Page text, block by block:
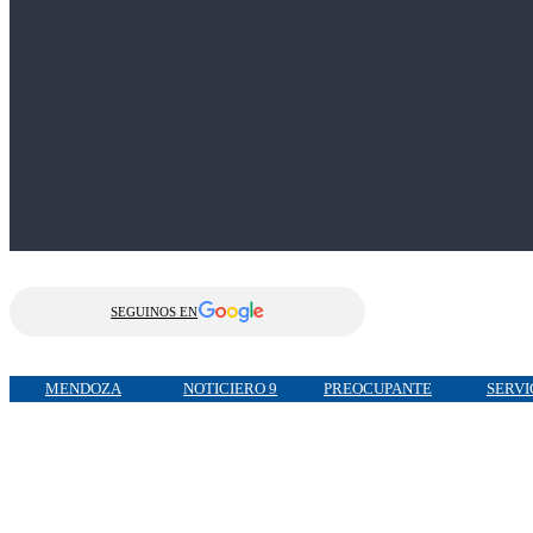
SEGUINOS EN
MENDOZA NOTICIERO 9 PREOCUPANTE